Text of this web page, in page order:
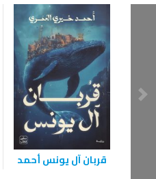
قربان آل يونس أحمد